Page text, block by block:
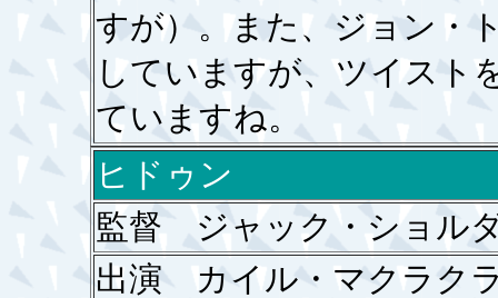
すが）。また、ジョン・
していますが、ツイスト
ていますね。
ヒドゥン
監督 ジャック・ショル
出演 カイル・マクラ